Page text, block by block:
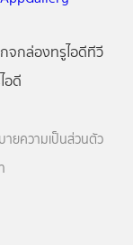
จกล่องทรูไอดีทีวี
อดี
ายความเป็นส่วนตัว